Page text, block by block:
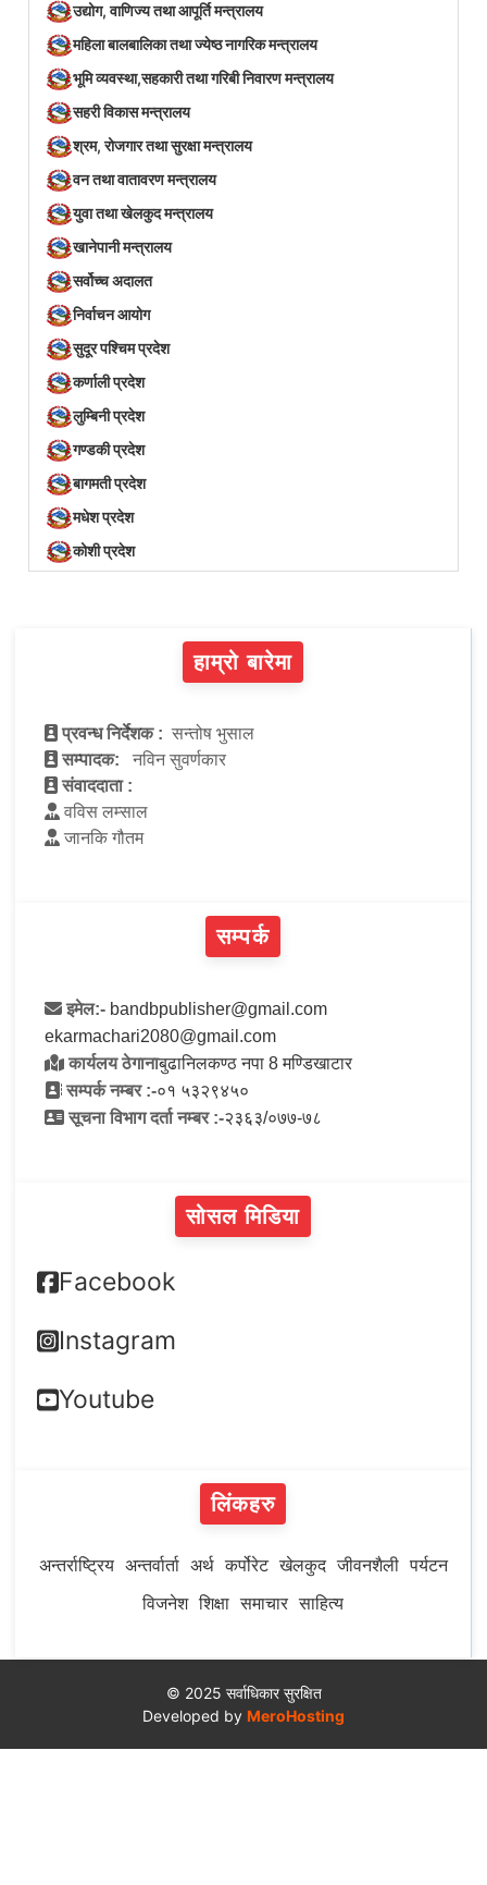
उद्योग, वाणिज्य तथा आपूर्ति मन्त्रालय
महिला बालबालिका तथा ज्येष्ठ नागरिक मन्त्रालय
भूमि व्यवस्था,सहकारी तथा गरिबी निवारण मन्त्रालय
सहरी विकास मन्त्रालय
श्रम, रोजगार तथा सुरक्षा मन्त्रालय
वन तथा वातावरण मन्त्रालय
युवा तथा खेलकुद मन्त्रालय
खानेपानी मन्त्रालय
सर्वोच्च अदालत
निर्वाचन आयोग
सुदूर पश्चिम प्रदेश
कर्णाली प्रदेश
लुम्बिनी प्रदेश
गण्डकी प्रदेश
बागमती प्रदेश
मधेश प्रदेश
कोशी प्रदेश
हाम्रो बारेमा
प्रवन्ध निर्देशक : सन्तोष भुसाल
सम्पादक:
नविन सुवर्णकार
संवाददाता :
वविस लम्साल
जानकि गौतम
सम्पर्क
इमेल:- bandbpublisher@gmail.com
ekarmachari2080@gmail.com
कार्यलय ठेगानाबुढानिलकण्ठ नपा 8 मण्डिखाटार
सम्पर्क नम्बर :-०१ ५३२९४५०
सूचना विभाग दर्ता नम्बर :-२३६३/०७७-७८
सोसल मिडिया
Facebook
Instagram
Youtube
लिंकहरु
अन्तर्राष्ट्रिय अन्तर्वार्ता अर्थ कर्पोरेट खेलकुद जीवनशैली पर्यटन
विजनेश शिक्षा समाचार साहित्य
© 2025 सर्वाधिकार सुरक्षित
Developed by MeroHosting